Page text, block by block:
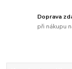
Doprava
při nákupu